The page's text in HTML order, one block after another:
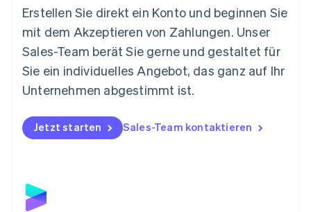
Erstellen Sie direkt ein Konto und beginnen Sie
mit dem Akzeptieren von Zahlungen. Unser
Sales-Team berät Sie gerne und gestaltet für
Sie ein individuelles Angebot, das ganz auf Ihr
Unternehmen abgestimmt ist.
Jetzt starten Sales-Team kontaktieren
English
Niederlande
Nederlands English
Norwegen
English
Österreich
Polen
English
Portugal
Schweden